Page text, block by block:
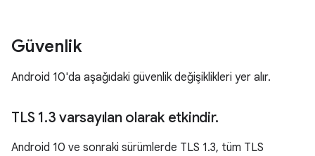
Güvenlik
Android 10'da aşağıdaki güvenlik değişiklikleri yer alır.
TLS 1.3 varsayılan olarak etkindir.
Android 10 ve sonraki sürümlerde TLS 1.3, tüm TLS